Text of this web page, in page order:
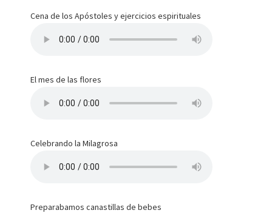
Cena de los Apóstoles y ejercicios espirituales
El mes de las flores
Celebrando la Milagrosa
Preparabamos canastillas de bebes